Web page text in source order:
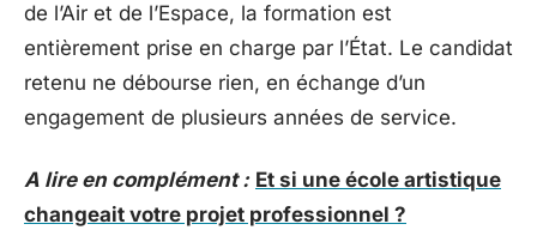
de l’Air et de l’Espace, la formation est
entièrement prise en charge par l’État. Le candidat
retenu ne débourse rien, en échange d’un
engagement de plusieurs années de service.
A lire en complément : Et si une école artistique
changeait votre projet professionnel ?